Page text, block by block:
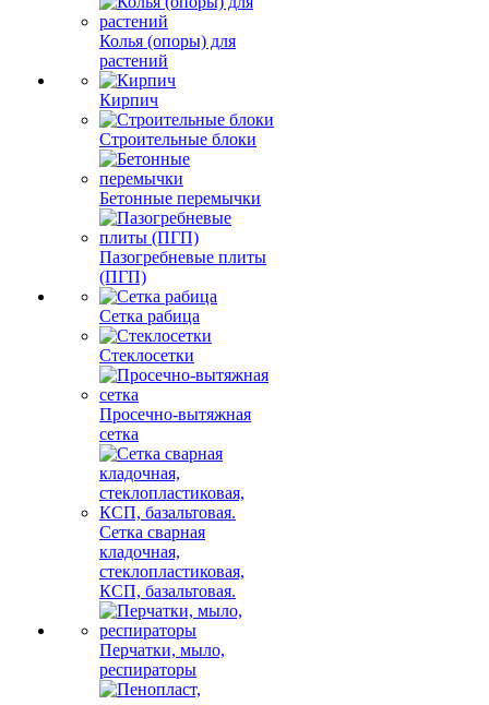
Колья (опоры) для
растений
Кирпич
Строительные блоки
Бетонные перемычки
Пазогребневые плиты
(ПГП)
Сетка рабица
Стеклосетки
Просечно-вытяжная
сетка
Сетка сварная
кладочная,
стеклопластиковая,
КСП, базальтовая.
Перчатки, мыло,
респираторы